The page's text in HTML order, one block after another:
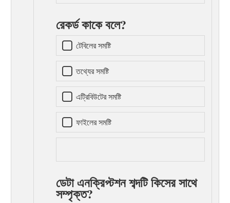
রেকর্ড কাকে বলে?
টেবিলের সমষ্টি
তথ্যের সমষ্টি
এট্রিবিউটের সমষ্টি
ফাইলের সমষ্টি
ডেটা এনক্রিপ্টশন শব্দটি কিসের সাথে
সম্পৃক্ত?